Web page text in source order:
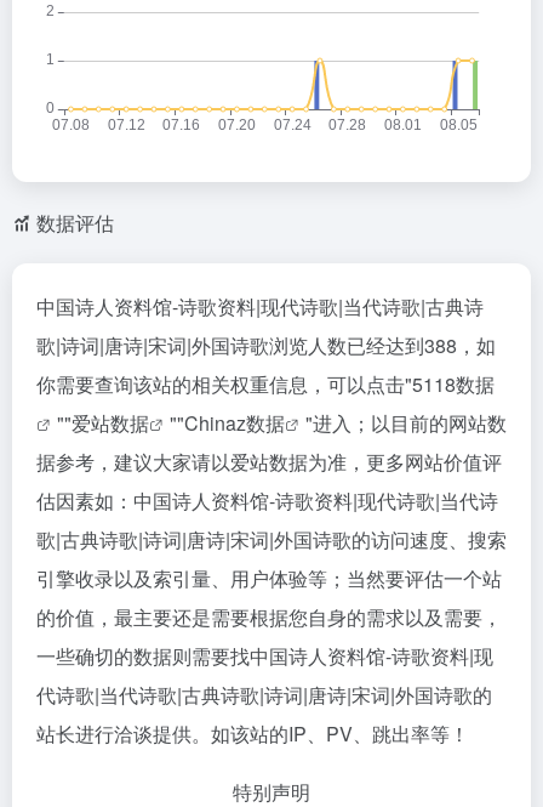
数据评估
中国诗人资料馆-诗歌资料|现代诗歌|当代诗歌|古典诗
歌|诗词|唐诗|宋词|外国诗歌浏览人数已经达到388，如
你需要查询该站的相关权重信息，可以点击"5118数据
""爱站数据 ""Chinaz数据
"进入；以目前的网站数
据参考，建议大家请以爱站数据为准，更多网站价值评
估因素如：中国诗人资料馆-诗歌资料|现代诗歌|当代诗
歌|古典诗歌|诗词|唐诗|宋词|外国诗歌的访问速度、搜索
引擎收录以及索引量、用户体验等；当然要评估一个站
的价值，最主要还是需要根据您自身的需求以及需要，
一些确切的数据则需要找中国诗人资料馆-诗歌资料|现
代诗歌|当代诗歌|古典诗歌|诗词|唐诗|宋词|外国诗歌的
站长进行洽谈提供。如该站的IP、PV、跳出率等！
特别声明